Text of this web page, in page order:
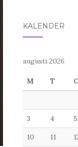
KALENDER
augusti 2026
M T
3 4 5
10 11